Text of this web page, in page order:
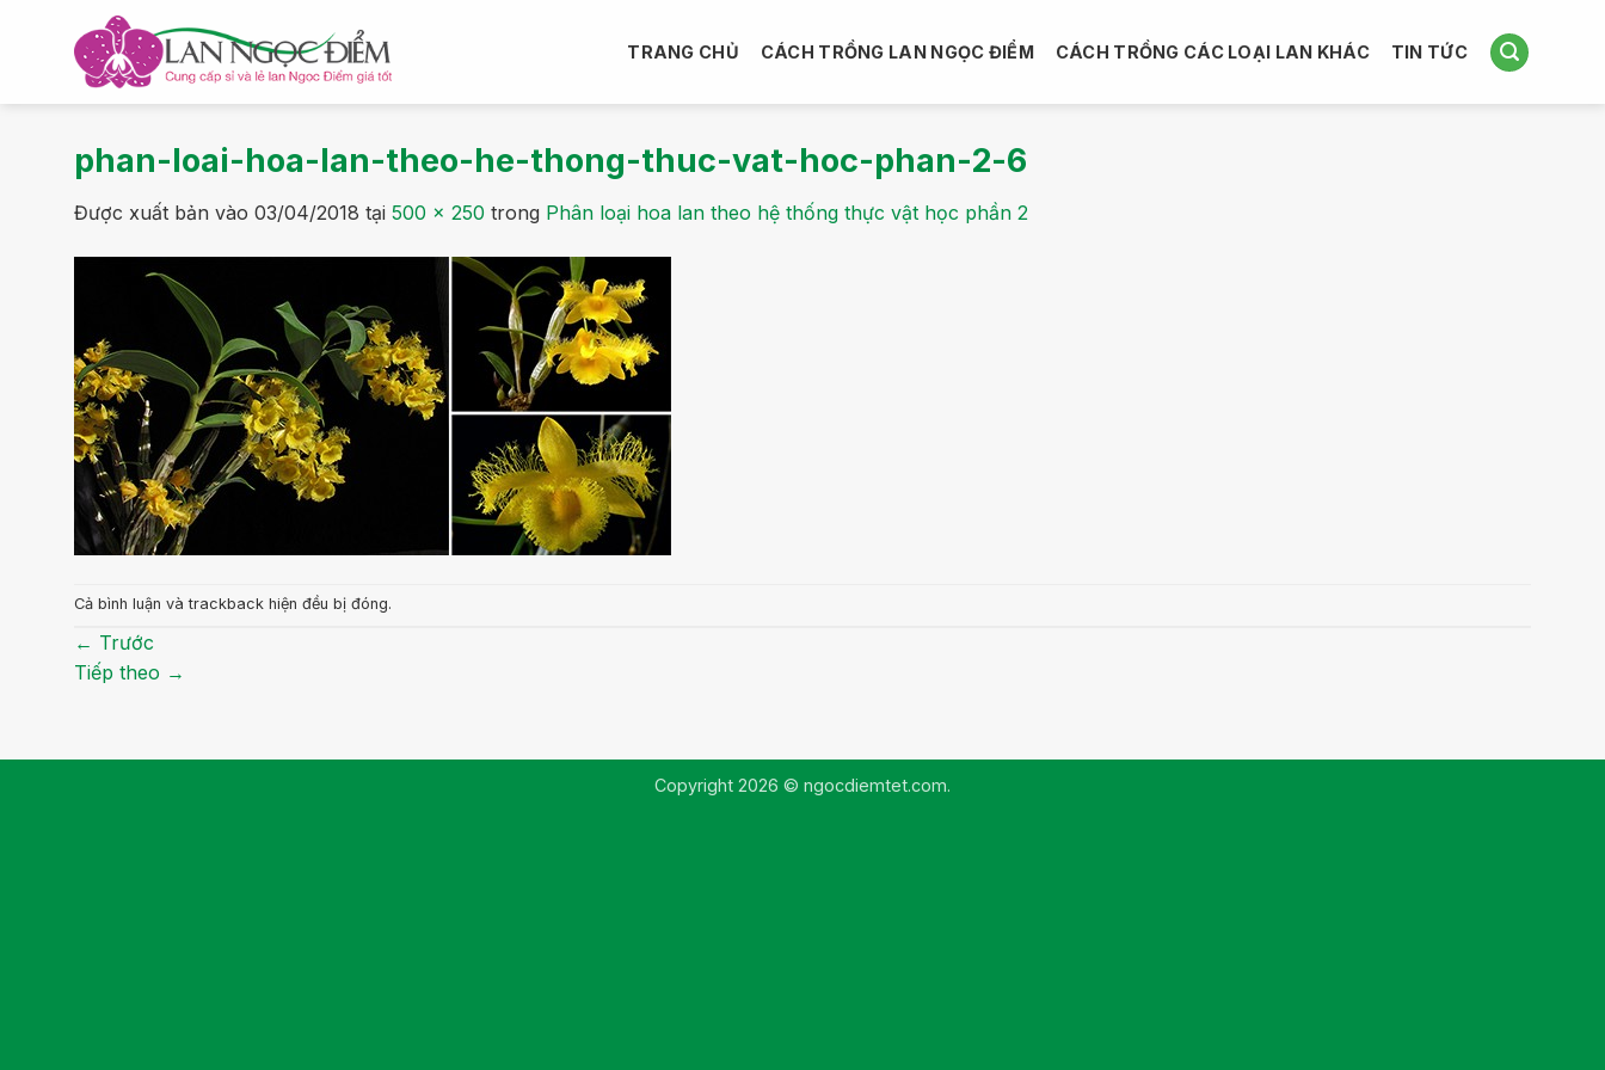
dung
TRANG CHỦ CÁCH TRỒNG LAN NGỌC ĐIỂM CÁCH TRỒNG CÁC LOẠI LAN KHÁC TIN TỨC
phan-loai-hoa-lan-theo-he-thong-thuc-vat-hoc-phan-2-6
Được xuất bản vào 03/04/2018 tại 500 × 250 trong Phân loại hoa lan theo hệ thống thực vật học phần 2
Cả bình luận và trackback hiện đều bị đóng.
← Trước
Tiếp theo →
Copyright 2026 © ngocdiemtet.com.